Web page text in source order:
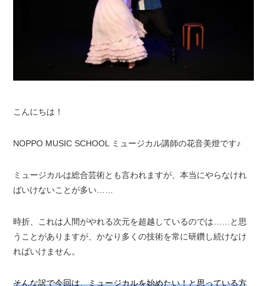
こんにちは！
NOPPO MUSIC SCHOOL ミュージカル講師の花音美燈です♪
ミュージカルは総合芸術とも言われますが、本当にやらなけれ
ばいけないことが多い……
時折、これは人間がやれる次元を超越しているのでは……と思
うことがありますが、かなり多くの技術を常に研鑽し続けなけ
ればいけません。
そんな訳で今回は、ミュージカルを始めたい！と思っている方